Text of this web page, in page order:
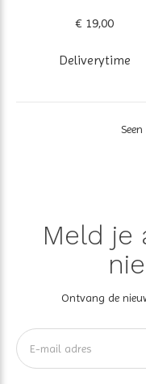
€ 19,00
Deliverytime
Meld je
Ontvang de